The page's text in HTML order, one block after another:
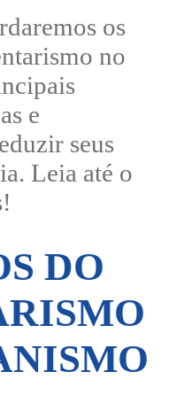
os
no
e
seus
Leia até o
DO